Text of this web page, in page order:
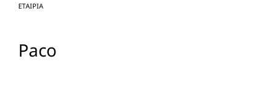
ΕΤΑΙΡΊΑ
Paco